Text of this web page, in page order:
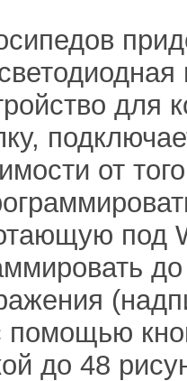
для
от
под
помощью
до 48